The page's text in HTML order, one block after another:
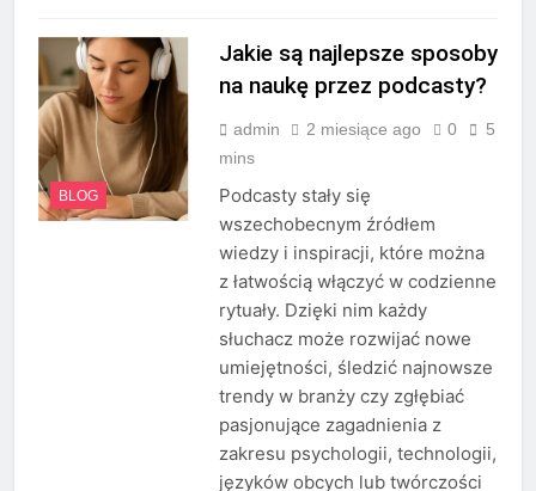
BLOG
Jakie są najlepsze sposoby
na naukę przez podcasty?
admin 2 miesiące ago 0
5
mins
Podcasty stały się
wszechobecnym źródłem
wiedzy i inspiracji, które można
z łatwością włączyć w codzienne
rytuały. Dzięki nim każdy
słuchacz może rozwijać nowe
umiejętności, śledzić najnowsze
trendy w branży czy zgłębiać
pasjonujące zagadnienia z
zakresu psychologii, technologii,
języków obcych lub twórczości